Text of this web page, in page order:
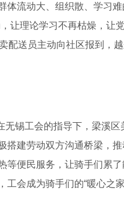
体流动大、组织散、学习
让理论学习不再枯燥，让
配送员主动向社区报到，
工会的指导下，梁溪区美
搭建劳动双方沟通桥梁，
等便民服务，让骑手们累
工会成为骑手们的“暖心之